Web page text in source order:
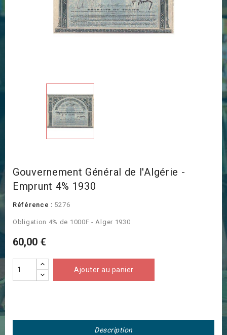
Gouvernement Général de l'Algérie -
Emprunt 4% 1930
Référence : 5276
Obligation 4% de 1000F - Alger 1930
60,00 €
Ajouter au panier
Description